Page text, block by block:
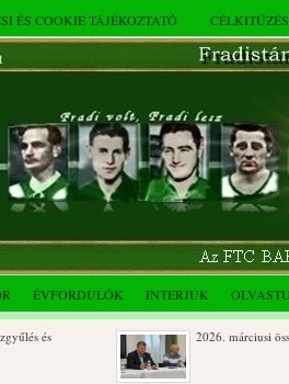
ÉS COOKIE TÁJÉKOZTATÓ
ÉVFORDULÓK INTERJÚK
2026. márciusi összejövetel